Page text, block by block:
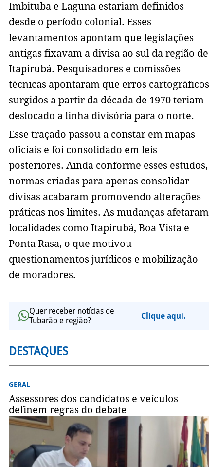
Imbituba e Laguna estariam definidos
desde o período colonial. Esses
levantamentos apontam que legislações
antigas fixavam a divisa ao sul da região de
Itapirubá. Pesquisadores e comissões
técnicas apontaram que erros cartográficos
surgidos a partir da década de 1970 teriam
deslocado a linha divisória para o norte.
Esse traçado passou a constar em mapas
oficiais e foi consolidado em leis
posteriores. Ainda conforme esses estudos,
normas criadas para apenas consolidar
divisas acabaram promovendo alterações
práticas nos limites. As mudanças afetaram
localidades como Itapirubá, Boa Vista e
Ponta Rasa, o que motivou
questionamentos jurídicos e mobilização
de moradores.
Quer receber notícias de
Tubarão e região?
Clique aqui.
DESTAQUES
GERAL
Assessores dos candidatos e veículos
definem regras do debate